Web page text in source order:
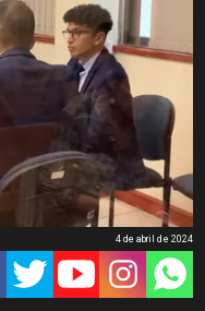
4 de abril de 2024